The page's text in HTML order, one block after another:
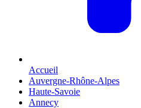
Accueil
Auvergne-Rhône-Alpes
Haute-Savoie
Annecy